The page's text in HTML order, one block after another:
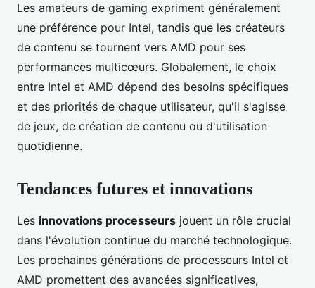
Les amateurs de gaming expriment généralement
une préférence pour Intel, tandis que les créateurs
de contenu se tournent vers AMD pour ses
performances multicœurs. Globalement, le choix
entre Intel et AMD dépend des besoins spécifiques
et des priorités de chaque utilisateur, qu'il s'agisse
de jeux, de création de contenu ou d'utilisation
quotidienne.
Tendances futures et innovations
Les innovations processeurs jouent un rôle crucial
dans l'évolution continue du marché technologique.
Les prochaines générations de processeurs Intel et
AMD promettent des avancées significatives,